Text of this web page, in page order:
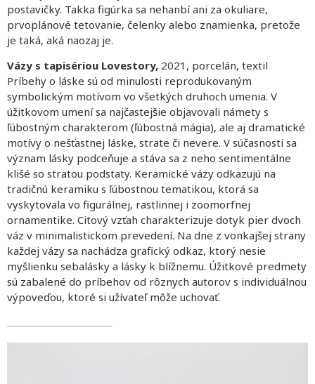
postavičky. Takka figúrka sa nehanbí ani za okuliare,
prvoplánové tetovanie, čelenky alebo znamienka, pretože
je taká, aká naozaj je.
Vázy s tapisériou Lovestory, 2021, porcelán, textil
Príbehy o láske sú od minulosti reprodukovaným
symbolickým motívom vo všetkých druhoch umenia. V
úžitkovom umení sa najčastejšie objavovali námety s
ľúbostným charakterom (ľúbostná mágia), ale aj dramatické
motívy o nešťastnej láske, strate či nevere. V súčasnosti sa
význam lásky podceňuje a stáva sa z neho sentimentálne
klišé so stratou podstaty. Keramické vázy odkazujú na
tradičnú keramiku s ľúbostnou tematikou, ktorá sa
vyskytovala vo figurálnej, rastlinnej i zoomorfnej
ornamentike. Citový vzťah charakterizuje dotyk pier dvoch
váz v minimalistickom prevedení. Na dne z vonkajšej strany
každej vázy sa nachádza grafický odkaz, ktorý nesie
myšlienku sebalásky a lásky k blížnemu. Úžitkové predmety
sú zabalené do príbehov od rôznych autorov s individuálnou
výpoveďou, ktoré si užívateľ môže uchovať.